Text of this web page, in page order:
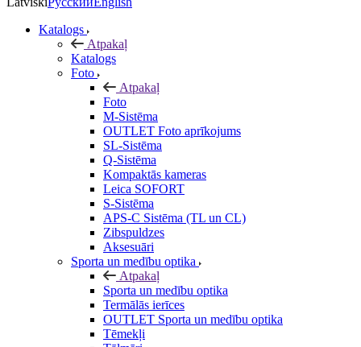
Katalogs
Atpakaļ
Katalogs
Foto
Atpakaļ
Foto
M-Sistēma
OUTLET Foto aprīkojums
SL-Sistēma
Q-Sistēma
Kompaktās kameras
Leica SOFORT
S-Sistēma
APS-C Sistēma (TL un CL)
Zibspuldzes
Aksesuāri
Sporta un medību optika
Atpakaļ
Sporta un medību optika
Termālās ierīces
OUTLET Sporta un medību optika
Tēmekļi